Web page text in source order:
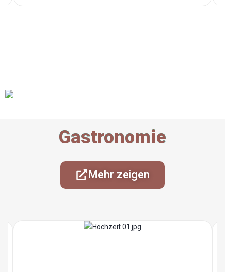
Gastronomie
Mehr zeigen